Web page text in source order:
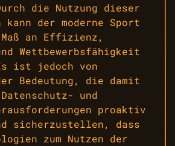
die Nutzung dieser
kann der moderne Sport
an Effizienz,
Wettbewerbsfähigkeit
ist jedoch von
Bedeutung, die damit
und
proaktiv
sicherzustellen, dass
zum Nutzen der